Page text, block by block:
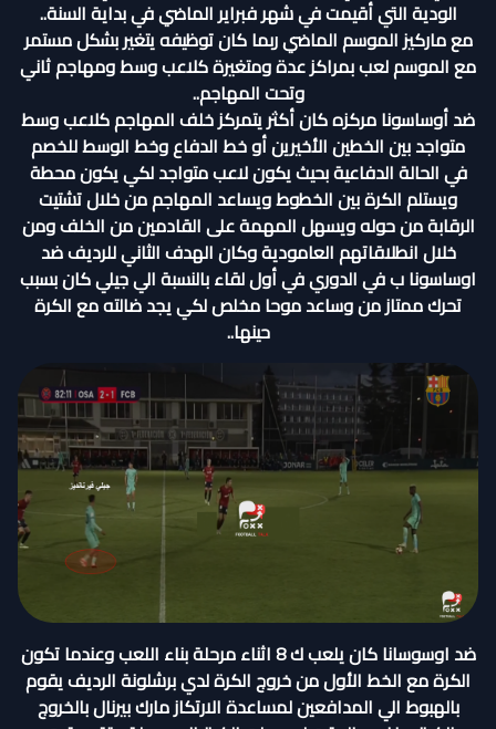
الودية التي أقيمت في شهر فبراير الماضي في بداية السنة..
مع ماركيز الموسم الماضي ربما كان توظيفه يتغير بشكل مستمر
مع الموسم لعب بمراكز عدة ومتغيرة كلاعب وسط ومهاجم ثاني
وتحت المهاجم..
ضد أوساسونا مركزه كان أكثر يتمركز خلف المهاجم كلاعب وسط
متواجد بين الخطين الأخيرين أو خط الدفاع وخط الوسط للخصم
في الحالة الدفاعية بحيث يكون لاعب متواجد لكي يكون محطة
ويستلم الكرة بين الخطوط ويساعد المهاجم من خلال تشتيت
الرقابة من حوله ويسهل المهمة على القادمين من الخلف ومن
خلال انطلاقاتهم العامودية وكان الهدف الثاني للرديف ضد
اوساسونا ب في الدوري في أول لقاء بالنسبة الي جيلي كان بسبب
تحرك ممتاز من وساعد موحا مخلص لكي يجد ضالته مع الكرة
حينها..
ضد اوسوسانا كان يلعب ك 8 اثناء مرحلة بناء اللعب وعندما تكون
الكرة مع الخط الأول من خروج الكرة لدي برشلونة الرديف يقوم
بالهبوط الي المدافعين لمساعدة الارتكاز مارك بيرنال بالخروج